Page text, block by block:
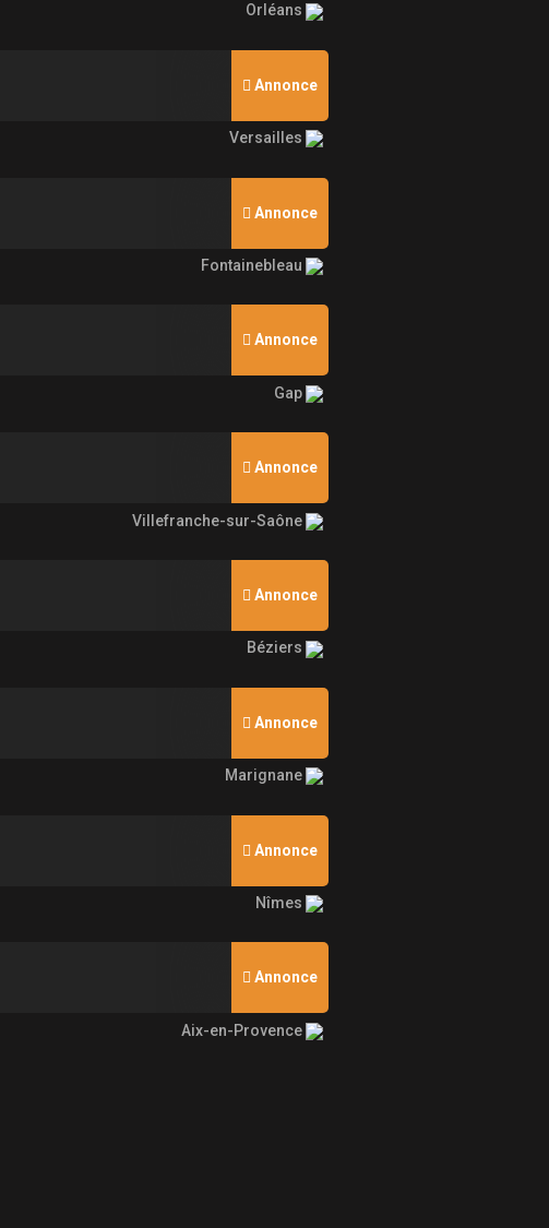
Orléans
Annonce
Versailles
Annonce
Fontainebleau
Annonce
Gap
Annonce
Villefranche-sur-Saône
Annonce
Béziers
Annonce
Marignane
Annonce
Nîmes
Annonce
Aix-en-Provence